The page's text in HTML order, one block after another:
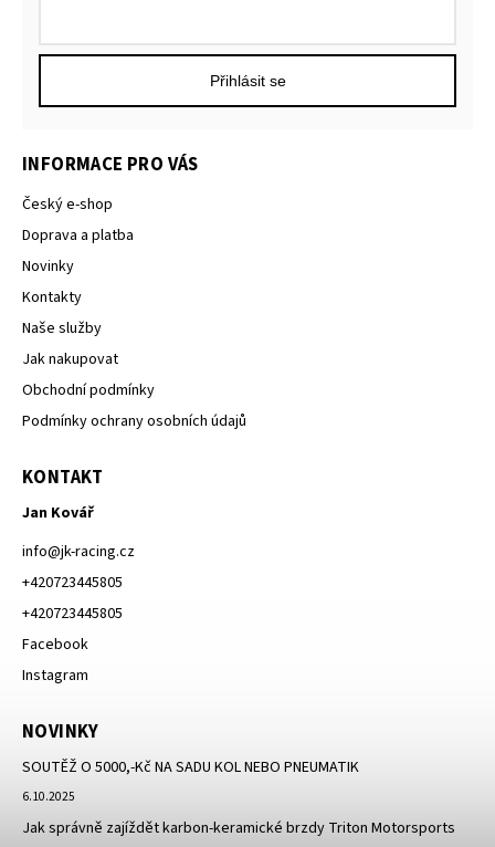
INFORMACE PRO VÁS
Český e-shop
Doprava a platba
Novinky
Kontakty
Naše služby
Jak nakupovat
Obchodní podmínky
Podmínky ochrany osobních údajů
KONTAKT
Jan Kovář
info@jk-racing.cz
+420723445805
+420723445805
Facebook
Instagram
NOVINKY
SOUTĚŽ O 5000,-Kč NA SADU KOL NEBO PNEUMATIK
6.10.2025
Jak správně zajíždět karbon-keramické brzdy Triton Motorsports
Přihlásit se